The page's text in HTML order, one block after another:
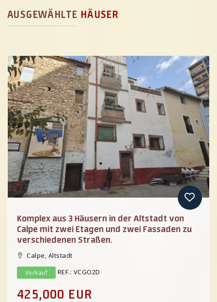
AUSGEWÄHLTE HÄUSER
Komplex aus 3 Häusern in der Altstadt von
Calpe mit zwei Etagen und zwei Fassaden zu
verschiedenen Straßen.
Calpe, Altstadt
Verkauf REF.: VCGO2D
425,000 EUR